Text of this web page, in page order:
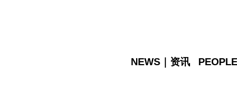
NEWS｜资讯